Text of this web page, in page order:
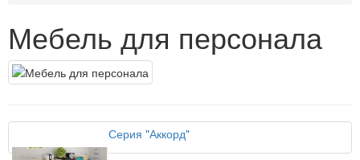
Мебель для персонала
Серия "Аккорд"